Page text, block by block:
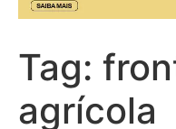
Tag:
agrícola